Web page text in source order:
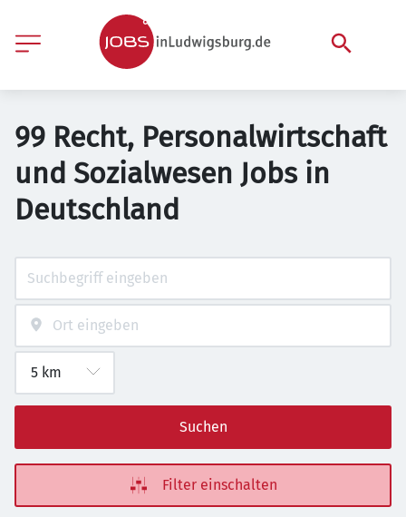
99 Recht, Personalwirtschaft
und Sozialwesen Jobs in
Deutschland
Suchen
Filter einschalten